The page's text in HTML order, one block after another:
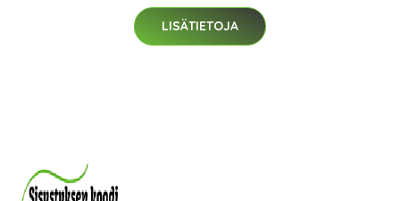
LISÄTIETOJA